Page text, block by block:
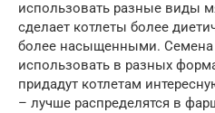
использовать разные виды
сделает котлеты более
более насыщенными.
использовать в разных
придадут котлетам
– лучше распределятся в